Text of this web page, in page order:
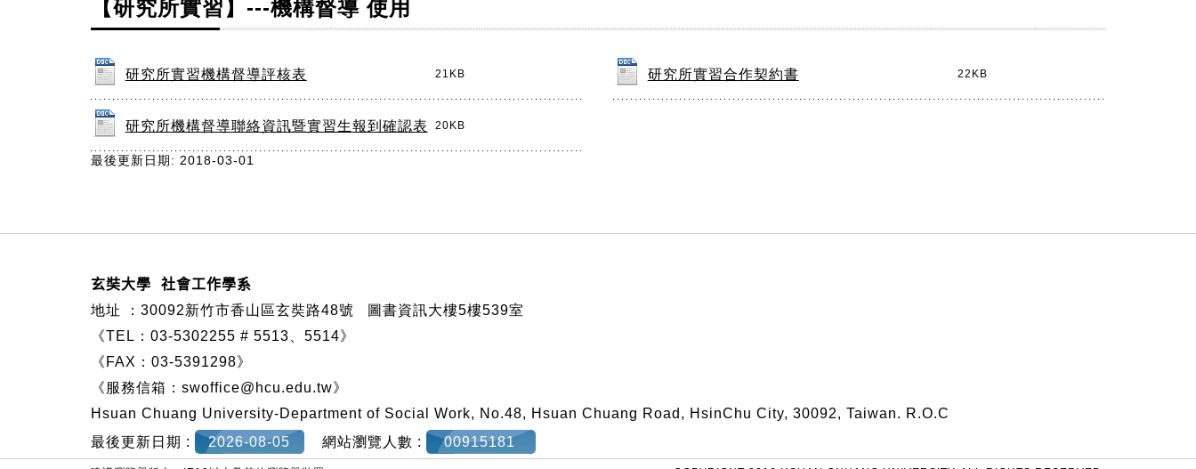
【研究所實習】---機構督導 使用
研究所實習機構督導評核表 21KB 研究所實習合作契約書 22KB
研究所機構督導聯絡資訊暨實習生報到確認表 20KB
最後更新日期: 2018-03-01
玄奘大學 社會工作學系
地址 ： 30092新竹市香山區玄奘路48號
圖書資訊大樓5樓539室
《TEL：03-5302255 # 5513、5514》
《FAX：03-5391298》
《服務信箱： swoffice@hcu.edu.tw》
Hsuan Chuang University-Department of Social Work, No.48, Hsuan Chuang Road, HsinChu City, 30092, Taiwan. R.O.C
最後更新日期 :
2026-08-05 網站瀏覽人數 : 00915181